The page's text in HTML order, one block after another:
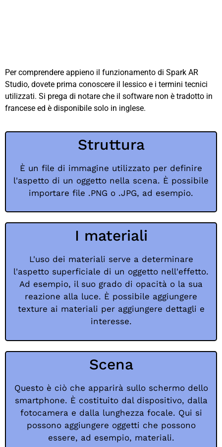
Per comprendere appieno il funzionamento di Spark AR
Studio, dovete prima conoscere il lessico e i termini tecnici
utilizzati. Si prega di notare che il software non è tradotto in
francese ed è disponibile solo in inglese.
Struttura
È un file di immagine utilizzato per definire
l'aspetto di un oggetto nella scena. È possibile
importare file .PNG o .JPG, ad esempio.
I materiali
L'uso dei materiali serve a determinare
l'aspetto superficiale di un oggetto nell'effetto.
Ad esempio, il suo grado di opacità o la sua
reazione alla luce. È possibile aggiungere
texture ai materiali per aggiungere dettagli e
interesse.
Scena
Questo è ciò che apparirà sullo schermo dello
smartphone. È costituito dal dispositivo, dalla
fotocamera e dalla lunghezza focale. Qui si
possono aggiungere oggetti che possono
essere, ad esempio, materiali.